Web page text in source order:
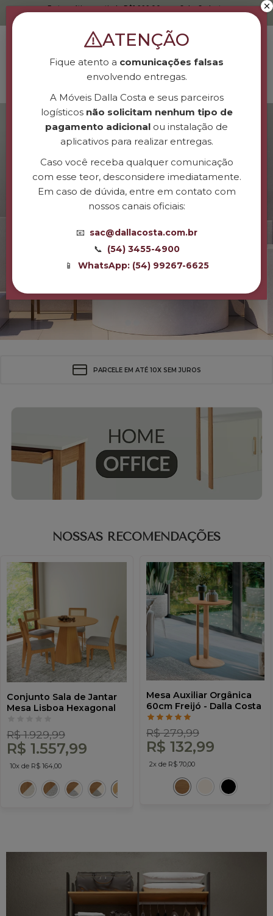
Frete grátis a partir de R$1.999,00 para Sul e Sudeste
DESCONTO EM PAGAMENTO À VISTA
NOSSAS RECOMENDAÇÕES
Conjunto Sala de Jantar
Mesa Lisboa Hexagonal
Cadeiras Palha Sintética
100% Mdf Carvalho
Rosé/Bege Claro Cr20
R$ 1.929,99
R$ 1.557,99
10x de R$ 164,00
Mesa Auxiliar Orgânica
60cm Freijó - Dalla Costa
R$ 279,99
R$ 132,99
2x de R$ 70,00
ATENÇÃO
Fique atento a comunicações falsas
envolvendo entregas.
A Móveis Dalla Costa e seus parceiros
logísticos não solicitam nenhum tipo de
pagamento adicional ou instalação de
aplicativos para realizar entregas.
Caso você receba qualquer comunicação
com esse teor, desconsidere imediatamente.
Em caso de dúvida, entre em contato com
nossos canais oficiais:
📧 sac@dallacosta.com.br
📞 (54) 3455-4900
📱
WhatsApp: (54) 99267-6625